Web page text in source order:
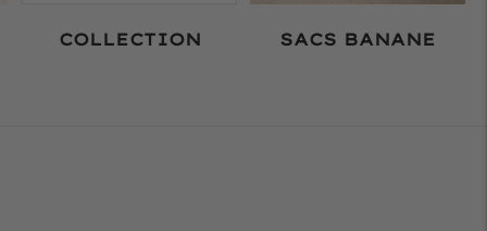
COLLECTION SACS BANANE